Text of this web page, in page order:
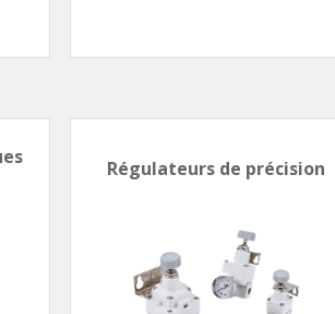
Régulateurs de précision